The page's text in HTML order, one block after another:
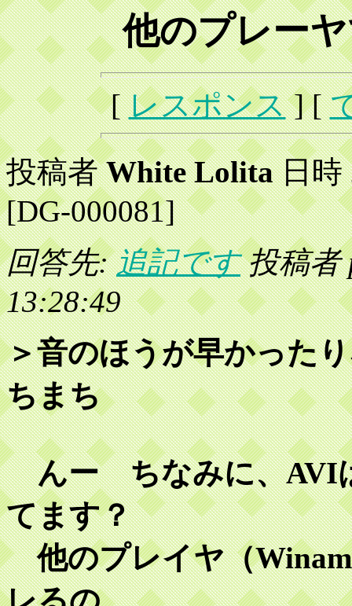
他のプレー
[レスポンス] [
投稿者White Lolita日時
[DG-000081]
回答先:追記です投稿者
13:28:49
＞音のほうが早かった
ちまち
んー ちなみに、AVI
てます？
他のプレイヤ（